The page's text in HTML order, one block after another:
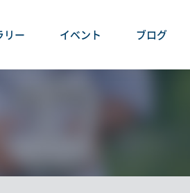
リー イベント ブログ